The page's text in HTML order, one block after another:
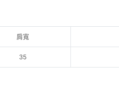
肩寬
35